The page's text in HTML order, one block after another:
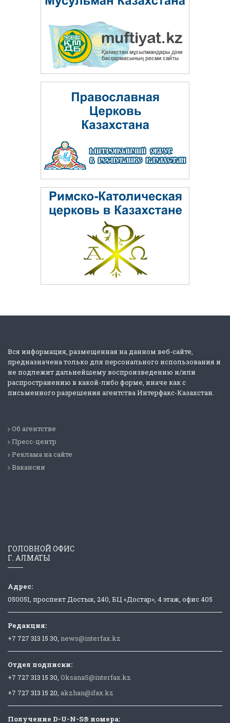
Вся информация, размещенная на данном веб-сайте,
предназначена только для персонального использования и
не подлежит дальнейшему воспроизведению и/или
распространению в какой-либо форме, иначе как с
письменного разрешения агентства Интерфакс-Казахстан.
Об агентстве
Пресс-центр
Реклама на сайте
Вакансии
ГОЛОВНОЙ ОФИС
Г. АЛМАТЫ
Адрес:
050051, проспект Достык, 240, БЦ «Достар», 4 этаж, офис 405
Редакция:
+7 727 313 15 30, news@interfax.kz
Отдел подписки:
+7 727 313 15 30, OksanaS@interfax.kz
+7 727 313 15 20, akzhan@ifax.kz
Получение D-U-N-S® номера: